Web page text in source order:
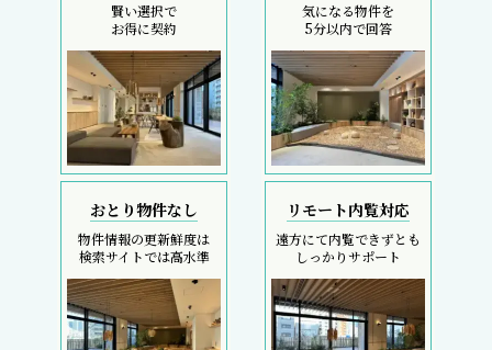
賢い選択で
お得に契約
気になる物件を
5分以内で回答
おとり物件なし
物件情報の更新鮮度は
検索サイトでは高水準
リモート内覧対応
遠方にて内覧できずとも
しっかりサポート